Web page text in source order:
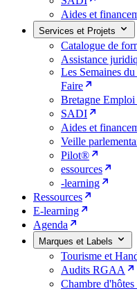
Aides et
Services et Projets
Catalogue de
Assistance
Les Semaines
Faire
Bretagne
SADI
Aides et
Veille
Pilot®
essources
-learning
Ressources
E-learning
Agenda
Marques et Labels
Tourisme et
Audits RGAA
Chambre